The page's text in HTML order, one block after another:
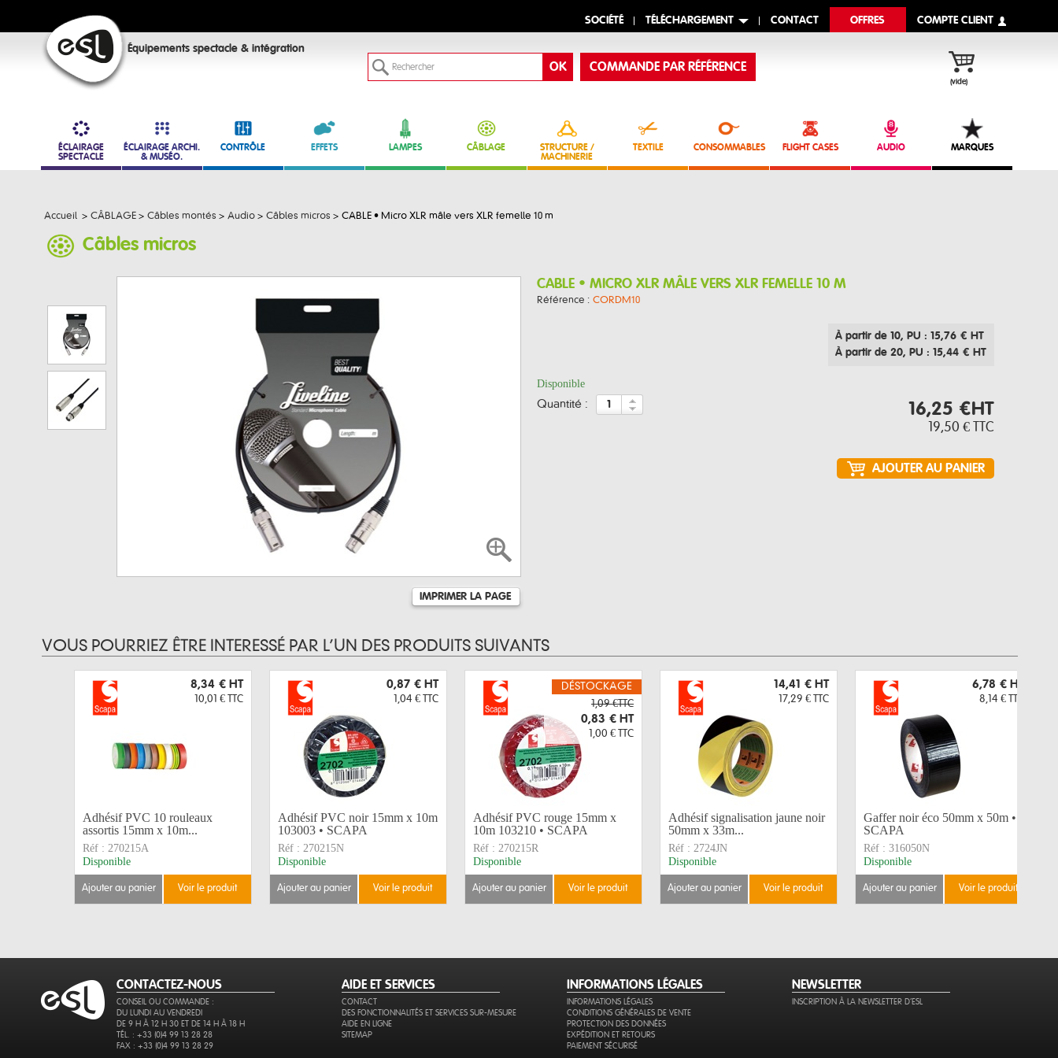
SOCIÉTÉ TÉLÉCHARGEMENT CONTACT OFFRES COMPTE CLIENT
Équipements spectacle & intégration
(vide)
COMMANDE PAR RÉFÉRENCE
ÉCLAIRAGE
SPECTACLE
ÉCLAIRAGE ARCHI.
& MUSÉO.
CONTRÔLE EFFETS LAMPES CÂBLAGE
STRUCTURE /
MACHINERIE
TEXTILE CONSOMMABLES FLIGHT CASES AUDIO MARQUES
Accueil > CÂBLAGE > Câbles montés > Audio > Câbles micros > CABLE • Micro XLR mâle vers XLR femelle 10 m
Câbles micros
IMPRIMER LA PAGE
CABLE • MICRO XLR MÂLE VERS XLR FEMELLE 10 M
Référence : CORDM10
À partir de 10, PU : 15,76 € HT
À partir de 20, PU : 15,44 € HT
Disponible
quantité : 16,25 €HT
19,50 € TTC
VOUS POURRIEZ ÊTRE INTERESSÉ PAR L’UN DES PRODUITS SUIVANTS
8,34 € HT
10,01 € TTC
Adhésif PVC 10 rouleaux
assortis 15mm x 10m...
Réf : 270215A
Disponible
ajouter au panier voir le produit
0,87 € HT
1,04 € TTC
Adhésif PVC noir 15mm x 10m
103003 • SCAPA
Réf : 270215N
Disponible
ajouter au panier voir le produit
DÉSTOCKAGE
1,09 €TTC
0,83 € HT
1,00 € TTC
Adhésif PVC rouge 15mm x
10m 103210 • SCAPA
Réf : 270215R
Disponible
ajouter au panier voir le produit
14,41 € HT
17,29 € TTC
Adhésif signalisation jaune noir
50mm x 33m...
Réf : 2724JN
Disponible
ajouter au panier voir le produit
6,78 € HT
8,14 € TTC
Gaffer noir éco 50mm x 50m •
SCAPA
Réf : 316050N
Disponible
ajouter au panier voir le produit
CONTACTEZ-NOUS
CONSEIL OU COMMANDE :
DU LUNDI AU VENDREDI
DE 9 H À 12 H 30 ET DE 14 H À 18 H
TÉL. : +33 (0)4 99 13 28 28
FAX : +33 (0)4 99 13 28 29
AIDE ET SERVICES
CONTACT
DES FONCTIONNALITÉS ET SERVICES SUR-MESURE
AIDE EN LIGNE
SITEMAP
INFORMATIONS LÉGALES
INFORMATIONS LÉGALES
CONDITIONS GÉNÉRALES DE VENTE
PROTECTION DES DONNÉES
EXPÉDITION ET RETOURS
PAIEMENT SÉCURISÉ
NEWSLETTER
INSCRIPTION À LA NEWSLETTER D'ESL